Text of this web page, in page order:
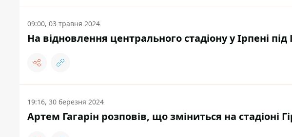
09:00, 03 травня 2024
На відновлення центрального стадіону у Ірпені
19:16, 30 березня 2024
Артем Гагарін розповів, що зміниться на стадіоні